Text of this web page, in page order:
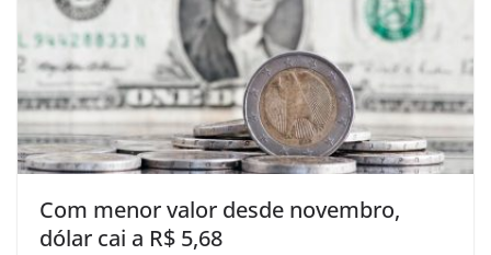
Com menor valor desde novembro,
dólar cai a R$ 5,68